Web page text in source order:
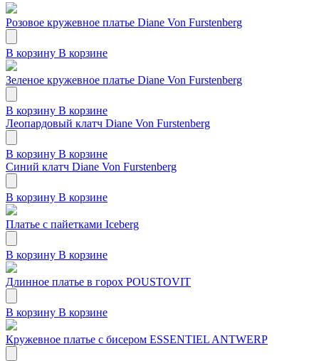
Розовое кружевное платье Diane Von Furstenberg
В корзину В корзине
Зеленое кружевное платье Diane Von Furstenberg
В корзину В корзине
Леопардовый клатч Diane Von Furstenberg
В корзину В корзине
Синий клатч Diane Von Furstenberg
В корзину В корзине
Платье с пайетками Iceberg
В корзину В корзине
Длинное платье в горох POUSTOVIT
В корзину В корзине
Кружевное платье с бисером ESSENTIEL ANTWERP